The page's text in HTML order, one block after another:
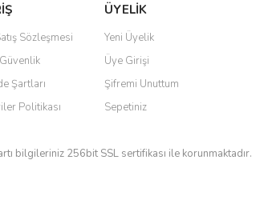
Sözleşmesi
Şartları
Politikası
ÜYELİK
Yeni Üyelik
Üye Girişi
Şifremi Unuttum
Sepetiniz
bilgileriniz 256bit SSL sertifikası ile korunmaktadır.